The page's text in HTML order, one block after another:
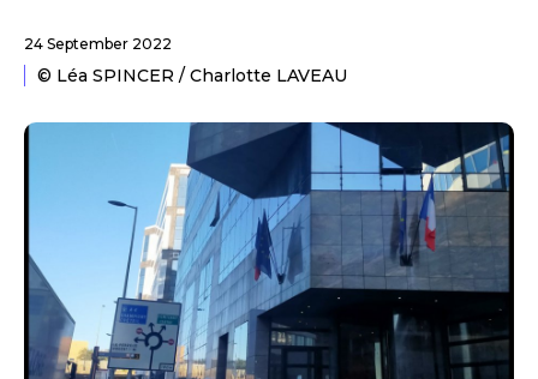
24 September 2022
© Léa SPINCER / Charlotte LAVEAU